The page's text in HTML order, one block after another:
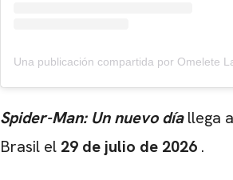
Spider-Man: Un nuevo díallega
Brasil el 29 de julio de 2026 .